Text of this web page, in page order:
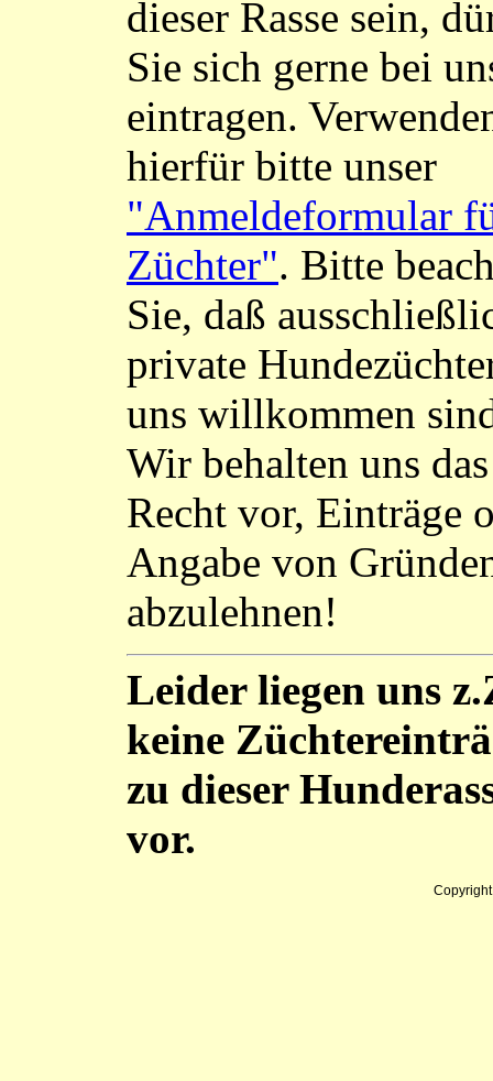
dieser Rasse sein,
Sie sich gerne bei
eintragen.
hierfür bitte unser
"Anmeldeformular
Züchter". Bitte
Sie, daß
private
uns willkommen
Wir behalten uns das
Recht vor, Einträge
Angabe von
abzulehnen!
Leider liegen uns
keine
zu dieser
vor.